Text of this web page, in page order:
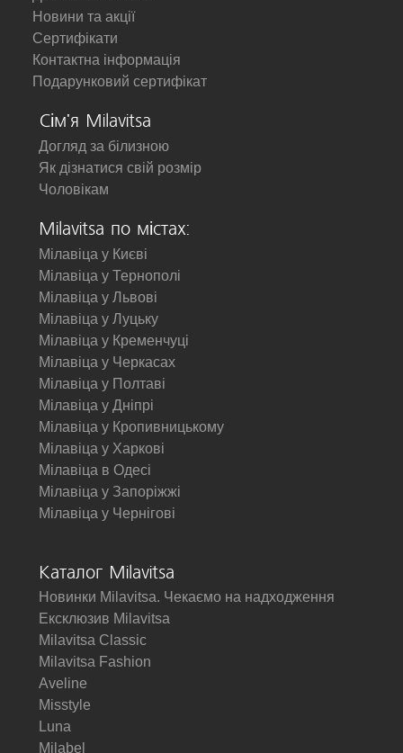
Новини та акції
Сертифікати
Контактна інформація
Подарунковий сертифікат
Сім'я Milavitsa
Догляд за білизною
Як дізнатися свій розмір
Чоловікам
Milavitsa по містах:
Мілавіца у Києві
Мілавіца у Тернополі
Мілавіца у Львові
Мілавіца у Луцьку
Мілавіца у Кременчуці
Мілавіца у Черкасах
Мілавіца у Полтаві
Мілавіца у Дніпрі
Мілавіца у Кропивницькому
Мілавіца у Харкові
Мілавіца в Одесі
Мілавіца у Запоріжжі
Мілавіца у Чернігові
Каталог Milavitsa
Новинки Milavitsa. Чекаємо на надходження
Ексклюзив Milavitsa
Milavitsa Classic
Milavitsa Fashion
Aveline
Misstyle
Luna
Milabel